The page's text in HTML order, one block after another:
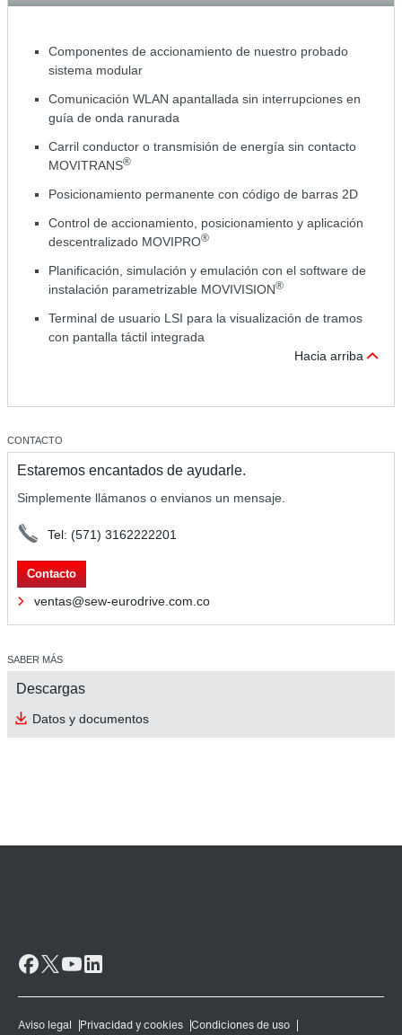
Componentes de accionamiento de nuestro probado
sistema modular
Comunicación WLAN apantallada sin interrupciones en
guía de onda ranurada
Carril conductor o transmisión de energía sin contacto
MOVITRANS®
Posicionamiento permanente con código de barras 2D
Control de accionamiento, posicionamiento y aplicación
descentralizado MOVIPRO®
Planificación, simulación y emulación con el software de
instalación parametrizable MOVIVISION®
Terminal de usuario LSI para la visualización de tramos
con pantalla táctil integrada
Hacia arriba
CONTACTO
Estaremos encantados de ayudarle.
Simplemente llámanos o envianos un mensaje.
Tel: (571) 3162222201
Contacto
ventas@sew-eurodrive.com.co
SABER MÁS
Descargas
Datos y documentos